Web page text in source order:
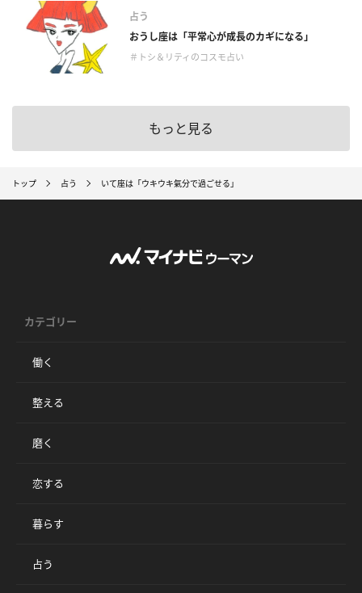
占う
おうし座は「平常心が成長のカギになる」
＃トシ＆リティのコスモ占い
もっと見る
トップ 占う いて座は「ウキウキ氣分で過ごせる」
カテゴリー
働く
整える
磨く
恋する
暮らす
占う